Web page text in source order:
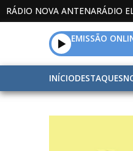
RÁDIO NOVA ANTENARÁDIO
EMISSÃO
INÍCIODESTAQUES